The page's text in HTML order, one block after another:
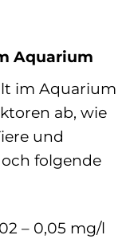
Aquarium
im Aquarium
ab, wie
und
folgende
– 0,05 mg/l